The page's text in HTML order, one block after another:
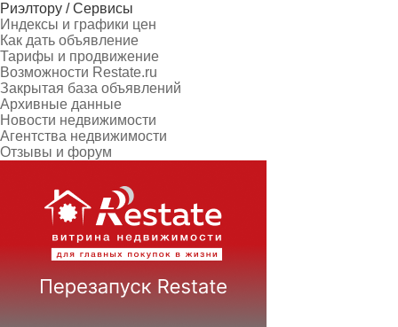
Риэлтору / Сервисы
Индексы и графики цен
Как дать объявление
Тарифы и продвижение
Возможности Restate.ru
Закрытая база объявлений
Архивные данные
Новости недвижимости
Агентства недвижимости
Отзывы и форум